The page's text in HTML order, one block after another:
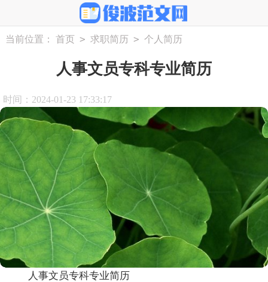
当前位置： 首页 > 求职简历 > 个人简历
人事文员专科专业简历
时间：2024-01-23 17:33:17
人事文员专科专业简历